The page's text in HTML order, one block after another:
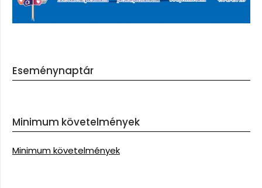
Eseménynaptár
Minimum követelmények
Minimum követelmények